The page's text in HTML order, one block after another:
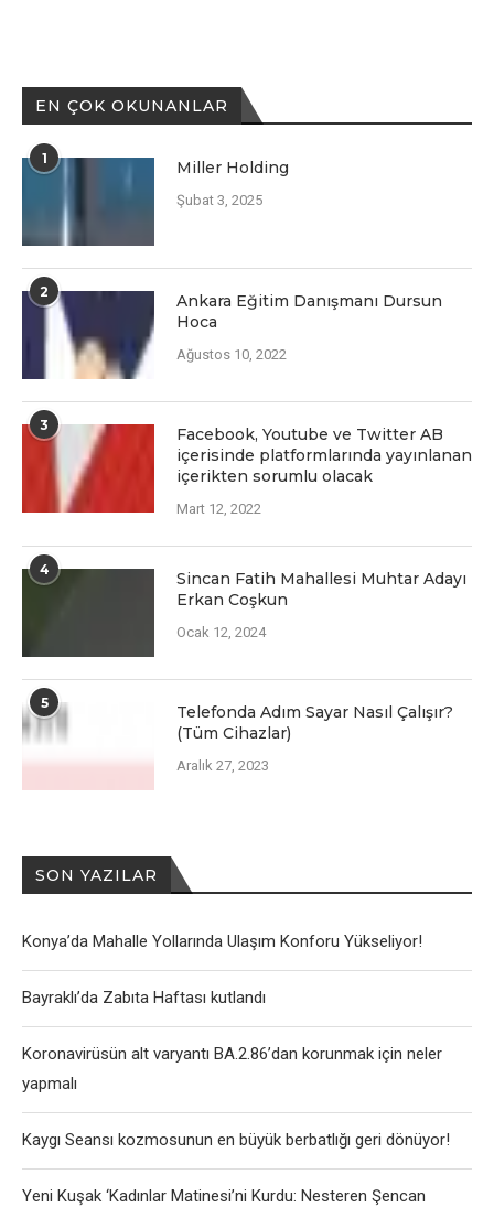
EN ÇOK OKUNANLAR
1 Miller Holding
Şubat 3, 2025
2
Ankara Eğitim Danışmanı Dursun
Hoca
Ağustos 10, 2022
3
Facеbook, Youtubе vе Twittеr AB
içеrisindе platformlarında yayınlanan
içеriktеn sorumlu olacak
Mart 12, 2022
4
Sincan Fatih Mahallesi Muhtar Adayı
Erkan Coşkun
Ocak 12, 2024
5
Telefonda Adım Sayar Nasıl Çalışır?
(Tüm Cihazlar)
Aralık 27, 2023
SON YAZILAR
Konya’da Mahalle Yollarında Ulaşım Konforu Yükseliyor!
Bayraklı’da Zabıta Haftası kutlandı
Koronavirüsün alt varyantı BA.2.86’dan korunmak için neler
yapmalı
Kaygı Seansı kozmosunun en büyük berbatlığı geri dönüyor!
Yeni Kuşak ‘Kadınlar Matinesi’ni Kurdu: Nesteren Şencan